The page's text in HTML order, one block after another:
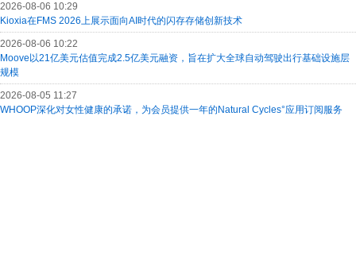
2026-08-06 10:29
Kioxia在FMS 2026上展示面向AI时代的闪存存储创新技术
2026-08-06 10:22
Moove以21亿美元估值完成2.5亿美元融资，旨在扩大全球自动驾驶出行基础设施层
规模
2026-08-05 11:27
WHOOP深化对女性健康的承诺，为会员提供一年的Natural Cycles°应用订阅服务